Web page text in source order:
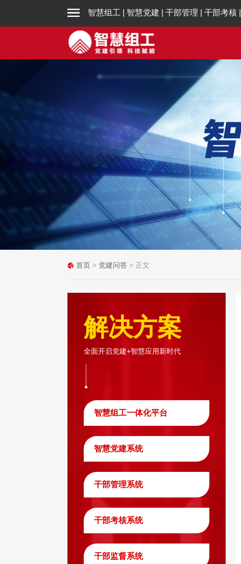
智慧组工 智慧党建 干部管理 干部考核
首页 > 党建问答 > 正文
解决方案
全面开启党建+智慧应用新时代
智慧组工一体化平台
智慧党建系统
干部管理系统
干部考核系统
干部监督系统